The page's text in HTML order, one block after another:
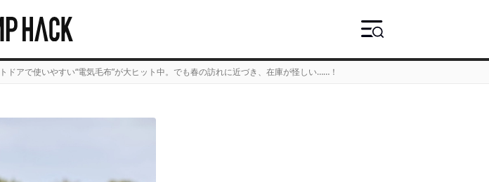
ドアで使いやすい“電気毛布”が大ヒット中。でも春の訪れに近づき、在庫が怪しい……！